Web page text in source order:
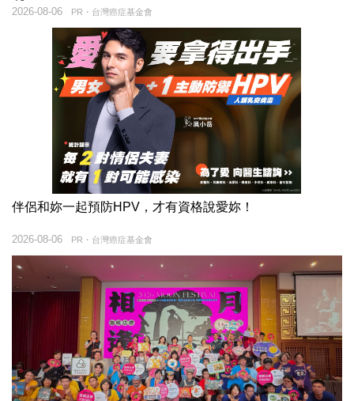
PR・台灣癌症基金會
2026-08-06
伴侶和妳一起預防HPV，才有資格說愛妳！
PR・台灣癌症基金會
2026-08-06